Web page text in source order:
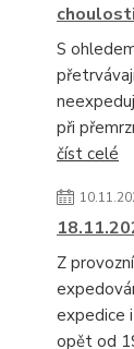
S
při
číst celé
Z
expedice
opět od